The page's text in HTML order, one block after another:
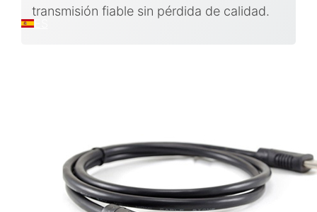
ES
PT
transmisión fiable sin pérdida de calidad.